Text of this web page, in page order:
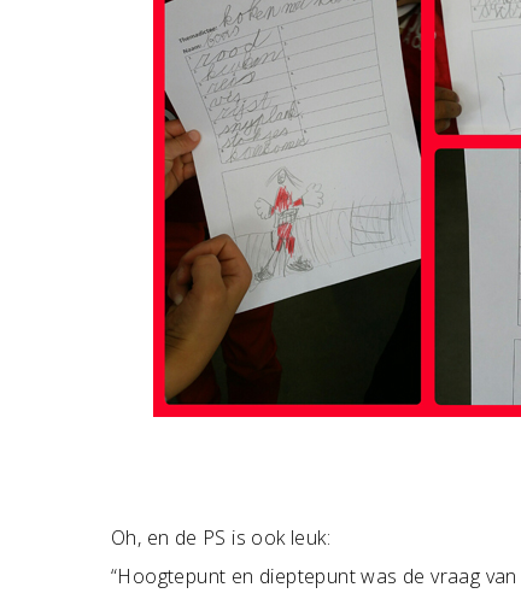
Oh, en de PS is ook leuk:
“Hoogtepunt en dieptepunt was de vraag